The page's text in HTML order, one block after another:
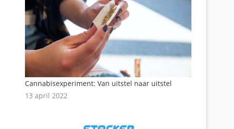
Cannabisexperiment: Van uitstel naar uitstel
13 april 2022